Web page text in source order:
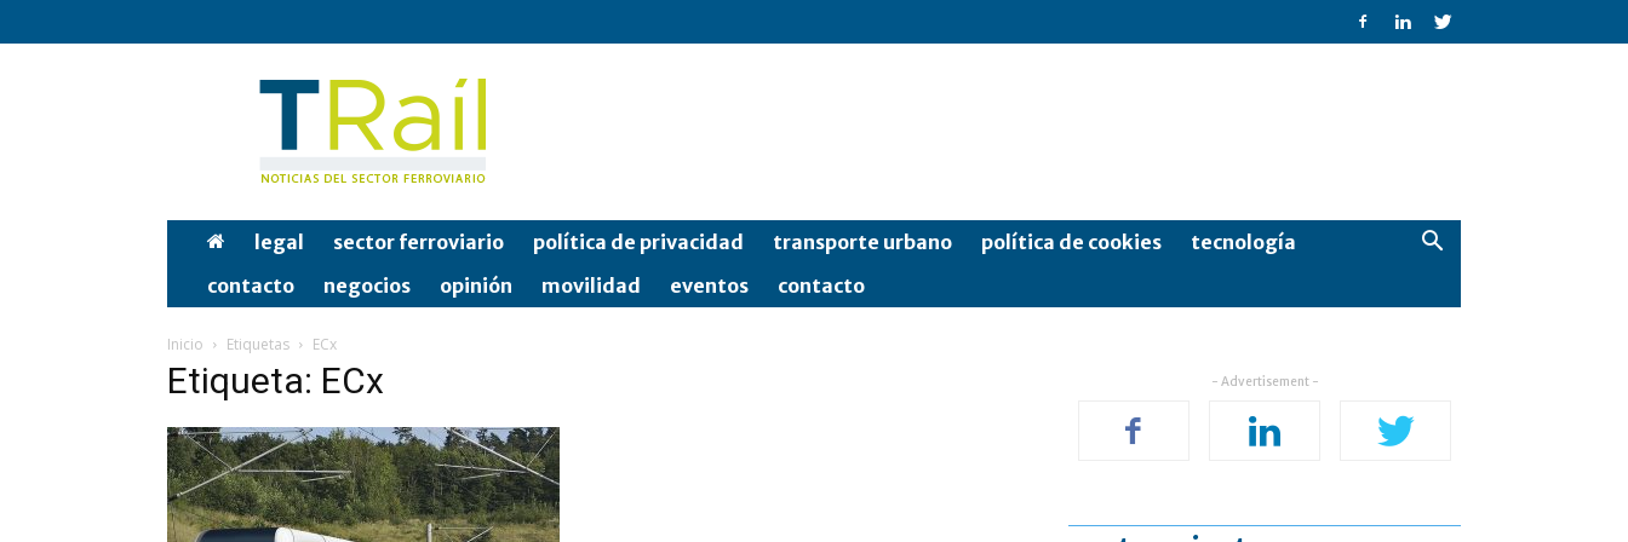
Tren
legal sector ferroviario política de privacidad transporte urbano política de cookies
tecnología
contacto
negocios opinión movilidad eventos contacto
Inicio Etiquetas ECx
Etiqueta: ECx - Advertisement -